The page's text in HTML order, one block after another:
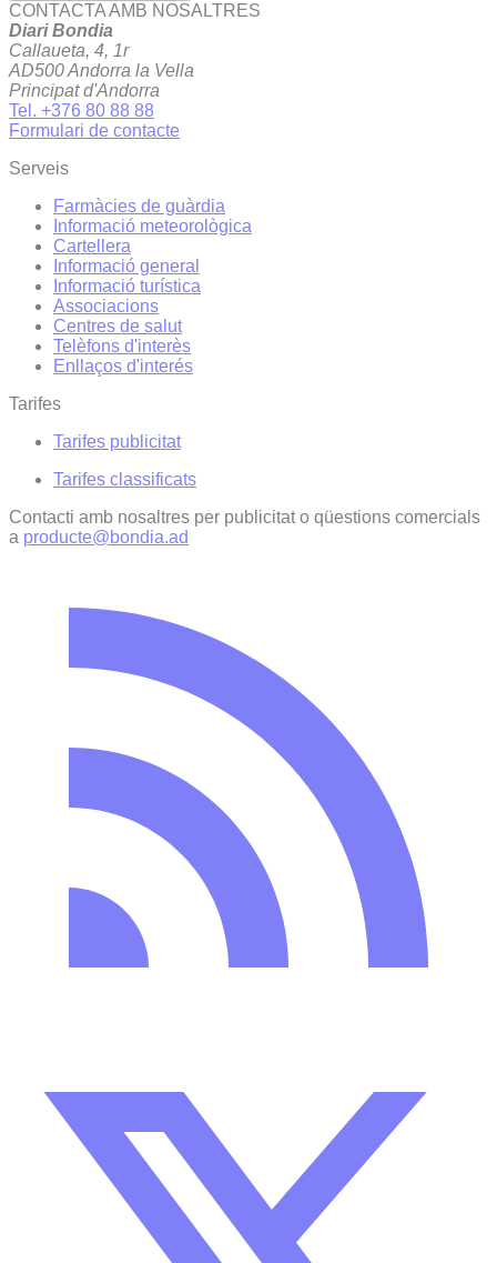
CONTACTA AMB NOSALTRES
Diari Bondia
Callaueta, 4, 1r
AD500 Andorra la Vella
Principat d'Andorra
Tel. +376 80 88 88
Formulari de contacte
Serveis
Farmàcies de guàrdia
Informació meteorològica
Cartellera
Informació general
Informació turística
Associacions
Centres de salut
Telèfons d'interès
Enllaços d'interés
Tarifes
Tarifes publicitat
Tarifes classificats
Contacti amb nosaltres per publicitat o qüestions comercials
a producte@bondia.ad